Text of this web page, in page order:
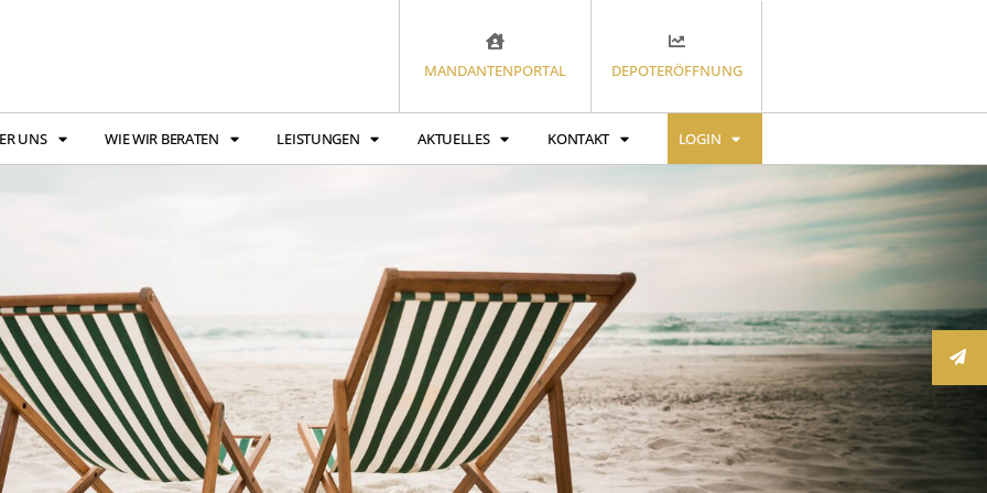
MANDANTENPORTAL DEPOTERÖFFNUNG
UNS WIE WIR BERATEN LEISTUNGEN AKTUELLES KONTAKT LOGIN